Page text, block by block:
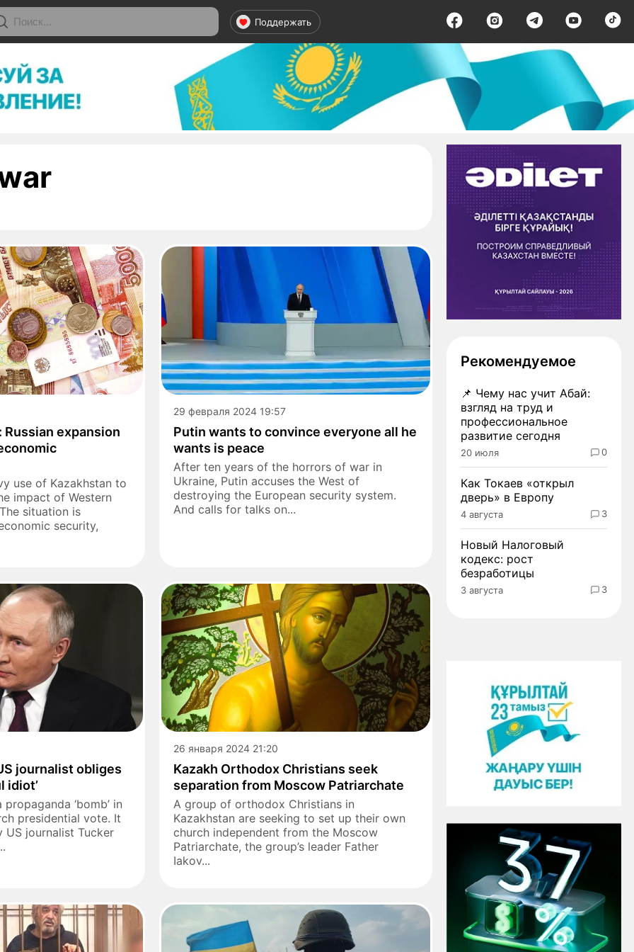
Поддержать
- страница 1
expansion
use of Kazakhstan to
impact of Western
situation is
security,
29 февраля 2024 19:57
Putin wants to convince everyone all he
wants is peace
After ten years of the horrors of war in
Ukraine, Putin accuses the West of
destroying the European security system.
And calls for talks on...
journalist obliges
idiot’
‘bomb’ in
presidential vote. It
US journalist Tucker
26 января 2024 21:20
Kazakh Orthodox Christians seek
separation from Moscow Patriarchate
A group of orthodox Christians in
Kazakhstan are seeking to set up their own
church independent from the Moscow
Patriarchate, the group’s leader Father
Iakov...
Рекомендуемое
📌 Чему нас учит Абай:
взгляд на труд и
профессиональное
развитие сегодня
20 июля 0
Как Токаев «открыл
дверь» в Европу
4 августа 3
Новый Налоговый
кодекс: рост
безработицы
3 августа 3